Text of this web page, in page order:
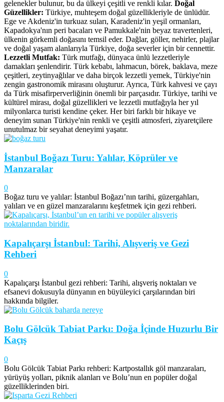
gelenekler bulunur, bu da ülkeyi çeşitli ve renkli kılar. Doğal
Güzellikler: Türkiye, muhteşem doğal güzellikleriyle de ünlüdür.
Ege ve Akdeniz'in turkuaz suları, Karadeniz'in yeşil ormanları,
Kapadokya'nın peri bacaları ve Pamukkale'nin beyaz travertenleri,
ülkenin görkemli doğasını temsil eder. Dağlar, göller, nehirler, plajlar
ve doğal yaşam alanlarıyla Türkiye, doğa severler için bir cennettir.
Lezzetli Mutfak: Türk mutfağı, dünyaca ünlü lezzetleriyle
damakları şenlendirir. Türk kebabı, lahmacun, börek, baklava, meze
çeşitleri, zeytinyağlılar ve daha birçok lezzetli yemek, Türkiye'nin
zengin gastronomik mirasını oluşturur. Ayrıca, Türk kahvesi ve çayı
da Türk misafirperverliğinin önemli bir parçasıdır. Türkiye, tarihi ve
kültürel mirası, doğal güzellikleri ve lezzetli mutfağıyla her yıl
milyonlarca turisti kendine çeker. Her biri farklı bir hikaye ve
deneyim sunan Türkiye'nin renkli ve çeşitli atmosferi, ziyaretçilere
unutulmaz bir seyahat deneyimi yaşatır.
İstanbul Boğazı Turu: Yalılar, Köprüler ve
Manzaralar
0
Boğaz turu ve yalılar: İstanbul Boğazı’nın tarihi, güzergahları,
yalıları ve en güzel manzaralarını keşfetmek için gezi rehberi.
Kapalıçarşı İstanbul: Tarihi, Alışveriş ve Gezi
Rehberi
0
Kapalıçarşı İstanbul gezi rehberi: Tarihi, alışveriş noktaları ve
efsanevi dokusuyla dünyanın en büyüleyici çarşılarından biri
hakkında bilgiler.
Bolu Gölcük Tabiat Parkı: Doğa İçinde Huzurlu Bir
Kaçış
0
Bolu Gölcük Tabiat Parkı rehberi: Kartpostallık göl manzaraları,
yürüyüş yolları, piknik alanları ve Bolu’nun en popüler doğal
güzelliklerinden biri.